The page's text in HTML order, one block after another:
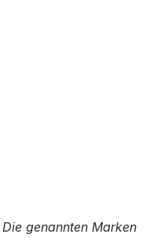
genannten Marken